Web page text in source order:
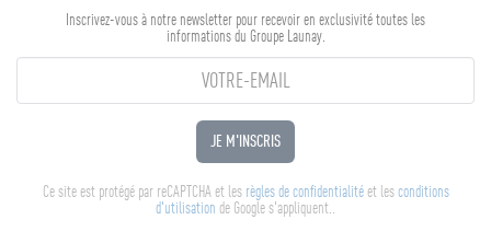
Inscrivez-vous à notre newsletter pour recevoir en exclusivité toutes les
informations du Groupe Launay.
JE M'INSCRIS
Ce site est protégé par reCAPTCHA et les règles de confidentialitéet les conditions
d'utilisation de Google s'appliquent..